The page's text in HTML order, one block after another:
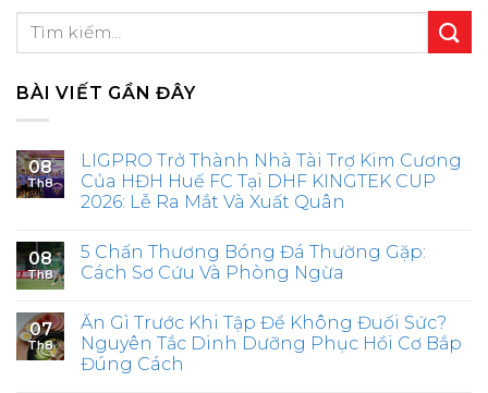
BÀI VIẾT GẦN ĐÂY
08
Th8
LIGPRO Trở Thành Nhà Tài Trợ Kim Cương
Của HĐH Huế FC Tại DHF KINGTEK CUP
2026: Lễ Ra Mắt Và Xuất Quân
08
Th8
5 Chấn Thương Bóng Đá Thường Gặp:
Cách Sơ Cứu Và Phòng Ngừa
07
Th8
Ăn Gì Trước Khi Tập Để Không Đuối Sức?
Nguyên Tắc Dinh Dưỡng Phục Hồi Cơ Bắp
Đúng Cách